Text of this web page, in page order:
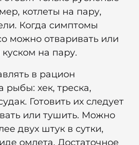
котлеты на пару,
Когда симптомы
можно отваривать или
на пару.
в рацион
хек, треска,
Готовить их следует
или тушить. Можно
двух штук в сутки,
омлета. Достаточное